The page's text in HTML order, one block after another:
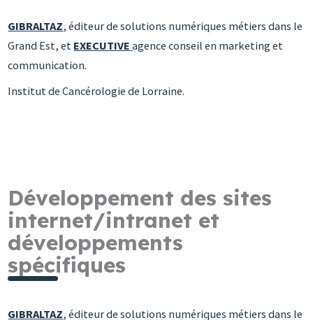
GIBRALTAZ, éditeur de solutions numériques métiers dans le
Grand Est, et EXECUTIVE agence conseil en marketing et
communication.
Institut de Cancérologie de Lorraine.
Développement des sites
internet/intranet et
développements
spécifiques
GIBRALTAZ, éditeur de solutions numériques métiers dans le